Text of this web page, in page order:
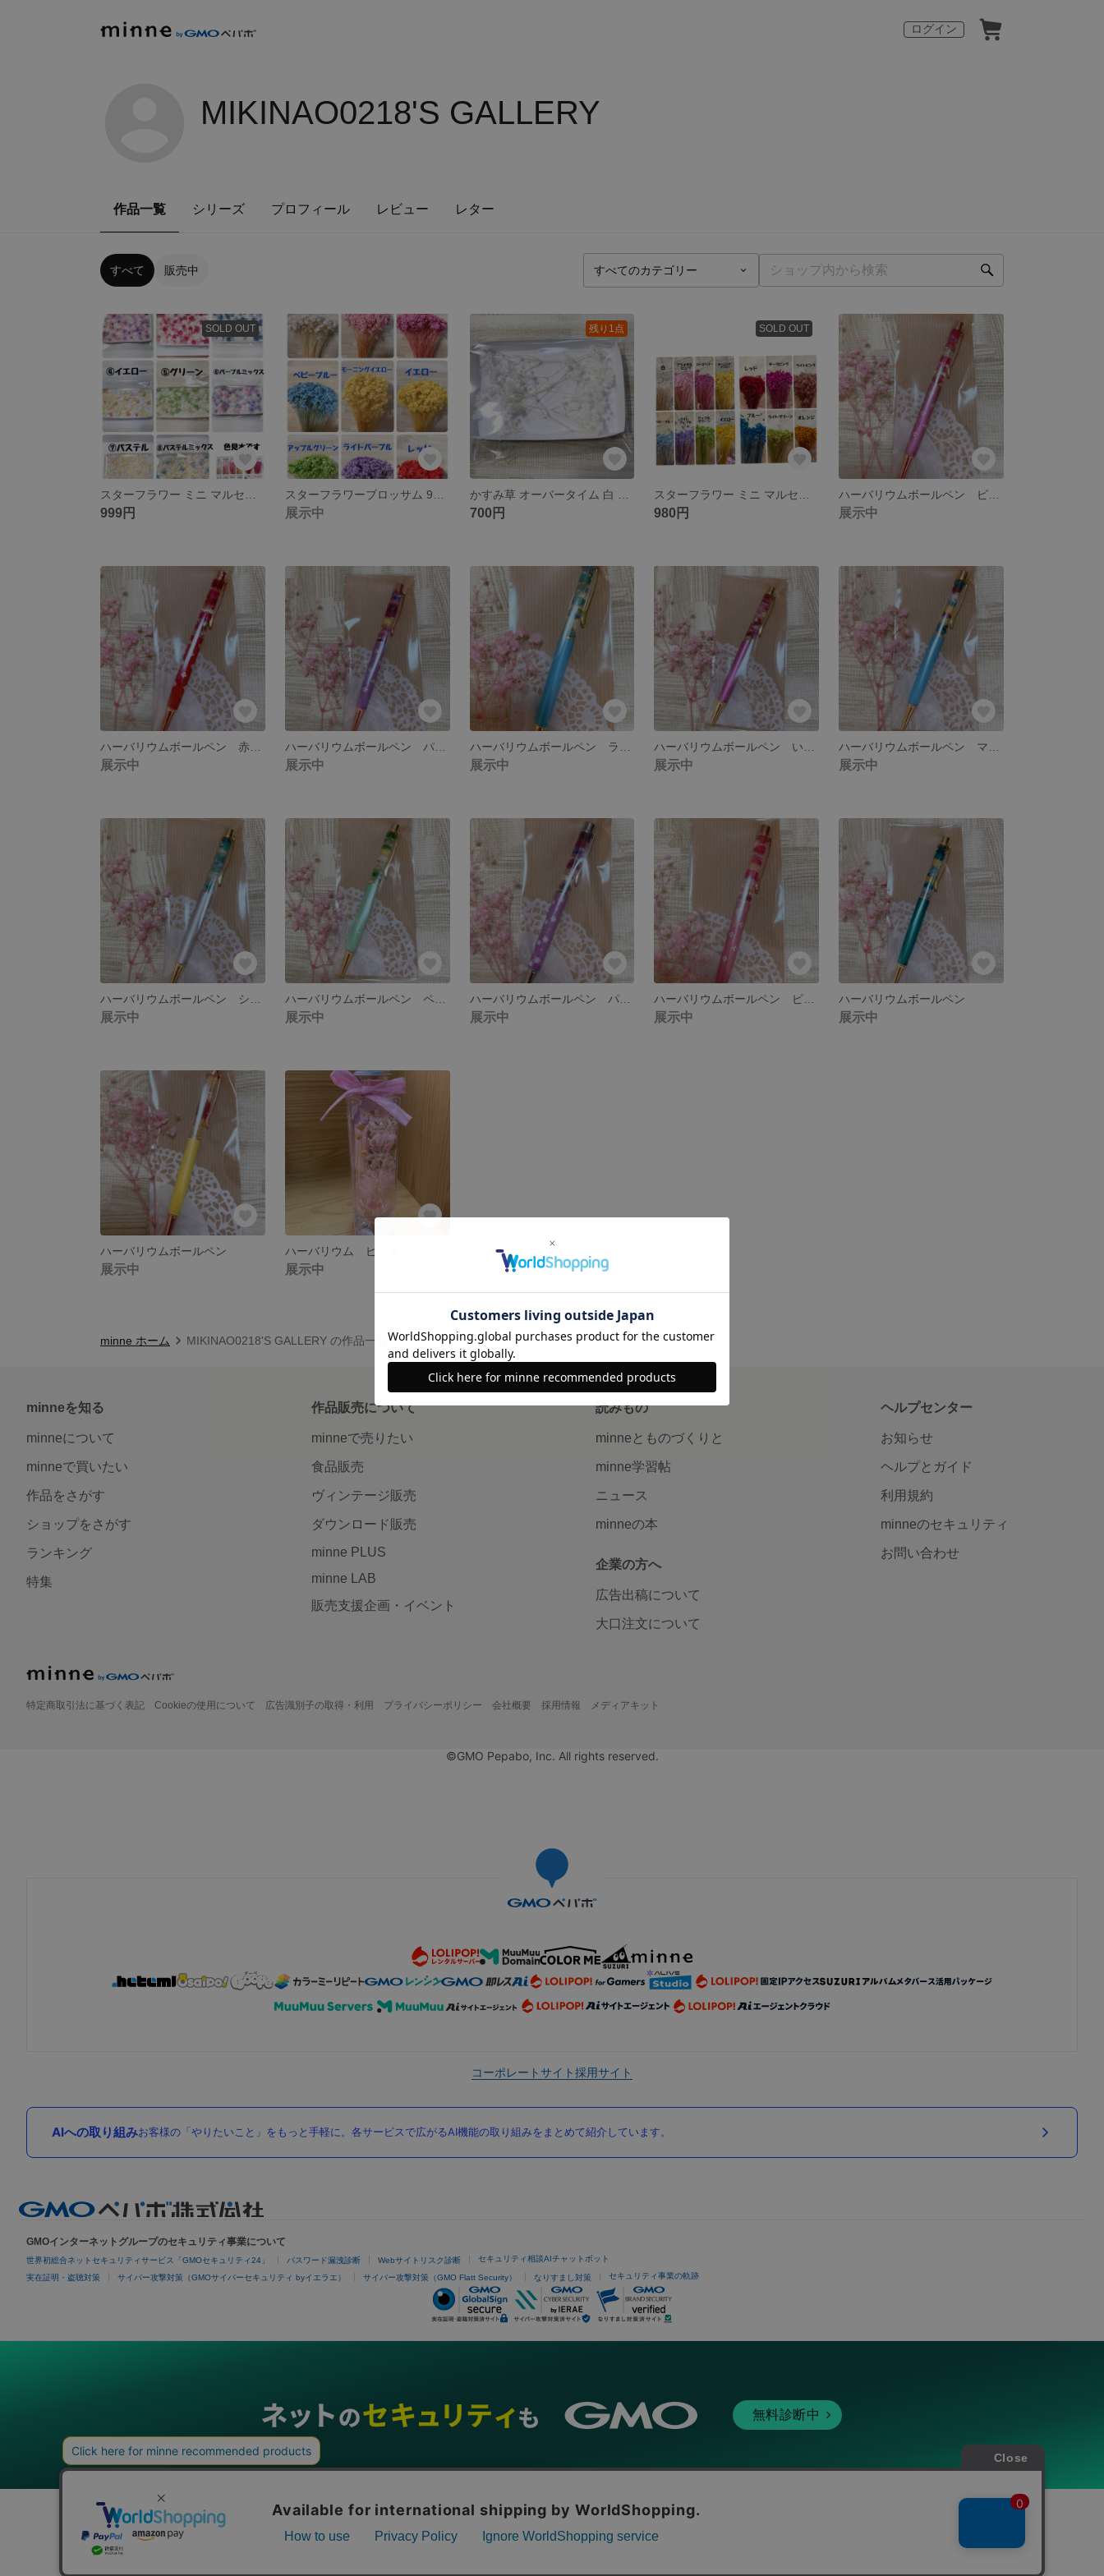
ログイン
MIKINAO0218'S GALLERY
作品一覧 シリーズ プロフィール レビュー レター
すべて 販売中
SOLD OUT
999円 展示中
残り1点
700円
SOLD OUT
980円 展示中
展示中
ハーバリウムボールペン パープル
展示中 展示中 展示中 展示中
展示中
ハーバリウムボールペン ペパーミントグリーン
展示中
ハーバリウムボールペン パープル 雪柄
展示中 展示中
ハーバリウムボールペン
展示中
ハーバリウムボールペン
展示中
ハーバリウム ピンク
展示中
minne ホーム MIKINAO0218'S GALLERY の作品一覧
minneを知る
minneについて
minneで買いたい
作品をさがす
ショップをさがす
ランキング
特集
作品販売について
minneで売りたい
食品販売
ヴィンテージ販売
ダウンロード販売
minne PLUS
minne LAB
販売支援企画・イベント
読みもの
minneとものづくりと
minne学習帖
ニュース
minneの本
企業の方へ
広告出稿について
大口注文について
ヘルプセンター
お知らせ
ヘルプとガイド
利用規約
minneのセキュリティ
お問い合わせ
特定商取引法に基づく表記 Cookieの使用について 広告識別子の取得・利用 プライバシーポリシー 会社概要 採用情報 メディアキット
©GMO Pepabo, Inc. All rights reserved.
コーポレートサイト採用サイト
AIへの取り組みお客様の「やりたいこと」をもっと手軽に。各サービスで広がるAI機能の取り組みをまとめて紹介しています。
GMOインターネットグループのセキュリティ事業について
世界初総合ネットセキュリティサービス「GMOセキュリティ24」 パスワード漏洩診断 Webサイトリスク診断 セキュリティ相談AIチャットボット
実在証明・盗聴対策 サイバー攻撃対策（GMOサイバーセキュリティ byイエラエ） サイバー攻撃対策（GMO Flatt Security） なりすまし対策 セキュリティ事業の軌跡
無料診断中
グループサービス